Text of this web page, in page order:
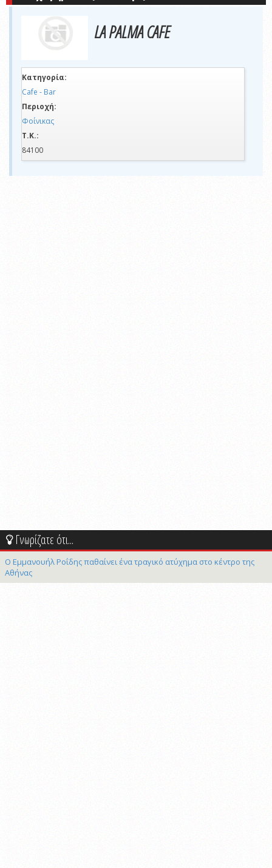
LA PALMA CAFE
Κατηγορία:
Cafe - Bar
Περιοχή:
Φοίνικας
Τ.Κ.:
84100
Γνωρίζατε ότι...
Ο Εμμανουήλ Ροΐδης παθαίνει ένα τραγικό ατύχημα στο κέντρο της
Αθήνας